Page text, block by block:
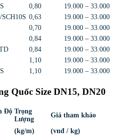
0,80 19.000 – 33.000
SCH10S 0,63
19.000 – 33.000
0,70
19.000 – 33.000
0,84
19.000 – 33.000
0,84
19.000 – 33.000
1,10
19.000 – 33.000
1,10 19.000 – 33.000
Quốc Size DN15, DN20
Độ Trọng
Lượng
Giá tham khảo
(kg/m)
(vnđ / kg)